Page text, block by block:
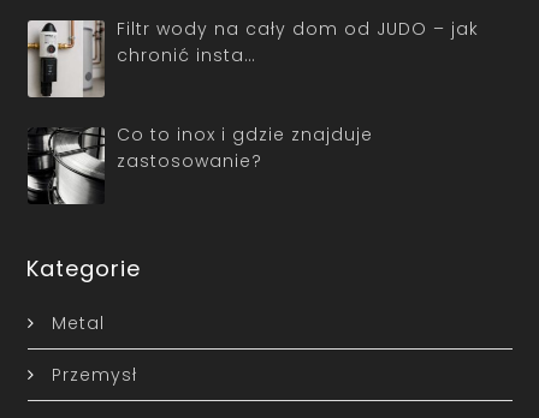
Filtr wody na cały dom od JUDO – jak
chronić insta…
Co to inox i gdzie znajduje
zastosowanie?
Kategorie
Metal
Przemysł